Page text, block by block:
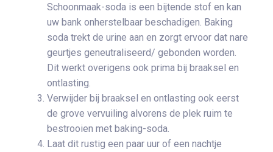
Schoonmaak-soda is een bijtende stof en kan
uw bank onherstelbaar beschadigen. Baking
soda trekt de urine aan en zorgt ervoor dat nare
geurtjes geneutraliseerd/ gebonden worden.
Dit werkt overigens ook prima bij braaksel en
ontlasting.
Verwijder bij braaksel en ontlasting ook eerst
de grove vervuiling alvorens de plek ruim te
bestrooien met baking-soda.
Laat dit rustig een paar uur of een nachtje